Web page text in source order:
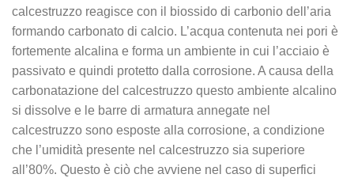
calcestruzzo reagisce con il biossido di carbonio dell’aria
formando carbonato di calcio. L’acqua contenuta nei pori è
fortemente alcalina e forma un ambiente in cui l’acciaio è
passivato e quindi protetto dalla corrosione. A causa della
carbonatazione del calcestruzzo questo ambiente alcalino
si dissolve e le barre di armatura annegate nel
calcestruzzo sono esposte alla corrosione, a condizione
che l’umidità presente nel calcestruzzo sia superiore
all’80%. Questo è ciò che avviene nel caso di superfici